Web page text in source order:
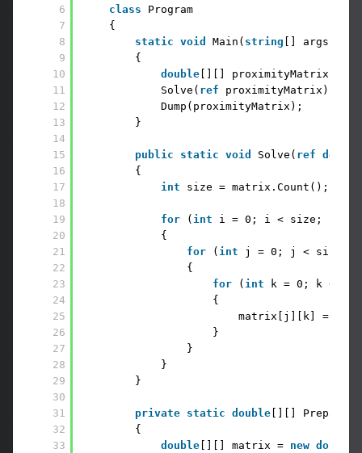
6
7
8
9
10
11
12
13
14
15
16
17
18
19
20
21
22
23
24
25
26
27
28
29
30
31
32
33
class
Program
{
static void Main( string [] args)
{
double [][] proximityMatrix =
Solve( ref
proximityMatrix);
Dump(proximityMatrix);
}
public static void Solve( ref double
{
int
size = matrix.Count();
for ( int
i = 0; i < size; i++)
{
for
( int
j = 0; j < size;
{
for
( int
k = 0; k <
{
matrix[j][k] =
}
}
}
}
private static double [][]
{
double [][] matrix = new double